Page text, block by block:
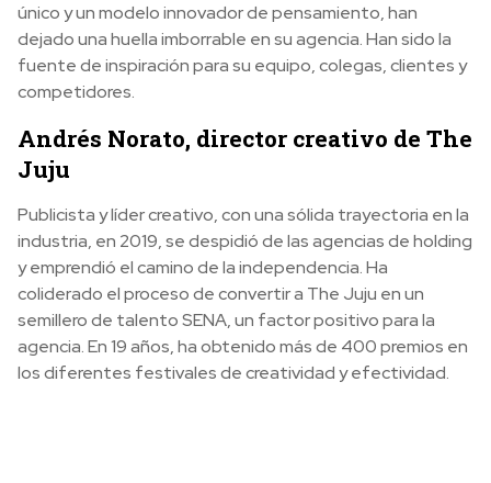
único y un modelo innovador de pensamiento, han
dejado una huella imborrable en su agencia. Han sido la
fuente de inspiración para su equipo, colegas, clientes y
competidores.
Andrés Norato, director creativo de The
Juju
Publicista y líder creativo, con una sólida trayectoria en la
industria, en 2019, se despidió de las agencias de holding
y emprendió el camino de la independencia. Ha
coliderado el proceso de convertir a The Juju en un
semillero de talento SENA, un factor positivo para la
agencia. En 19 años, ha obtenido más de 400 premios en
los diferentes festivales de creatividad y efectividad.